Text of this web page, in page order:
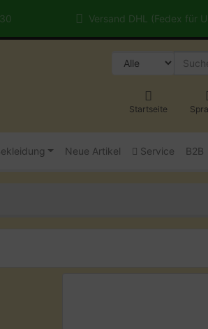
Versand DHL (Fedex für
Startseite
Neue Artikel Service B2B